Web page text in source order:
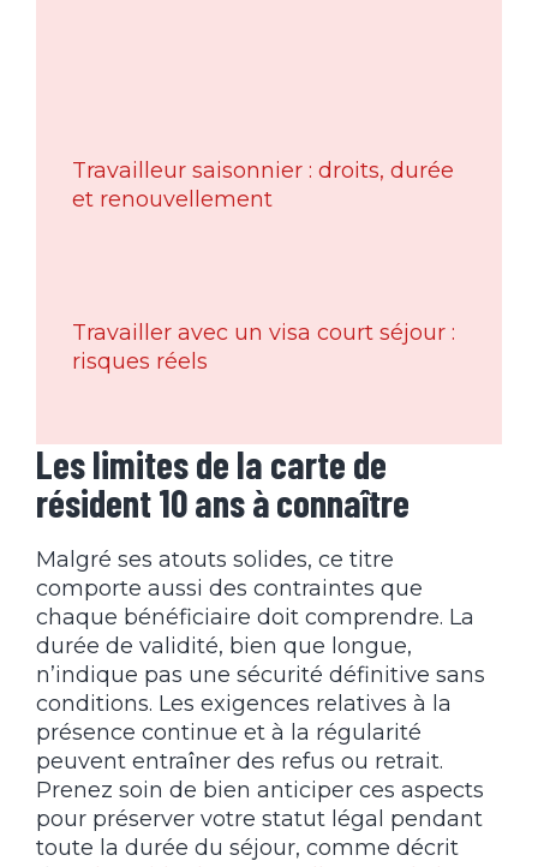
Travailleur saisonnier : droits, durée
et renouvellement
Travailler avec un visa court séjour :
risques réels
Les limites de la carte de
résident 10 ans à connaître
Malgré ses atouts solides, ce titre
comporte aussi des contraintes que
chaque bénéficiaire doit comprendre. La
durée de validité, bien que longue,
n’indique pas une sécurité définitive sans
conditions. Les exigences relatives à la
présence continue et à la régularité
peuvent entraîner des refus ou retrait.
Prenez soin de bien anticiper ces aspects
pour préserver votre statut légal pendant
toute la durée du séjour, comme décrit